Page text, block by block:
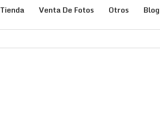
Tienda Venta De Fotos Otros Blog